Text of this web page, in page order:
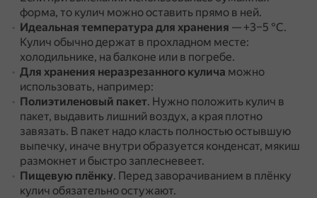
форма, то кулич можно оставить прямо в ней.
Идеальная температура для хранения — +3–5 °С.
Кулич обычно держат в прохладном месте:
холодильнике, на балконе или в погребе.
Для хранения неразрезанного кулича можно
использовать, например:
Полиэтиленовый пакет. Нужно положить кулич в
пакет, выдавить лишний воздух, а края плотно
завязать. В пакет надо класть полностью остывшую
выпечку, иначе внутри образуется конденсат, мякиш
размокнет и быстро заплесневеет.
Пищевую плёнку. Перед заворачиванием в плёнку
кулич обязательно остужают.